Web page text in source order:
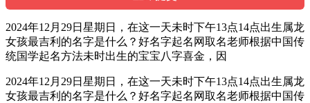
2024年12月29日星期日，在这一天未时下午13点14点出生属龙
女孩最吉利的名字是什么？好名字起名网取名老师根据中国传
统国学起名方法未时出生的宝宝八字喜金，因
2024年12月29日星期日，在这一天未时下午13点14点出生属龙
女孩最吉利的名字是什么？好名字起名网取名老师根据中国传